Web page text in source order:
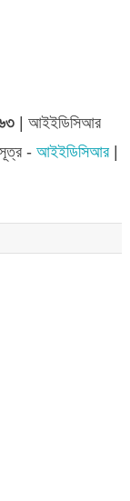
| আইইডিসিআর
- আইইডিসিআর|